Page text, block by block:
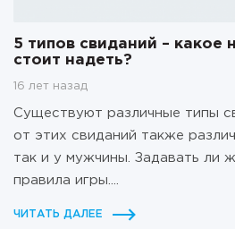
5 типов свиданий – какое
стоит надеть?
16 лет назад
Существуют различные типы
от этих свиданий также
так и у мужчины. Задавать ли
правила игры....
ЧИТАТЬ ДАЛЕЕ